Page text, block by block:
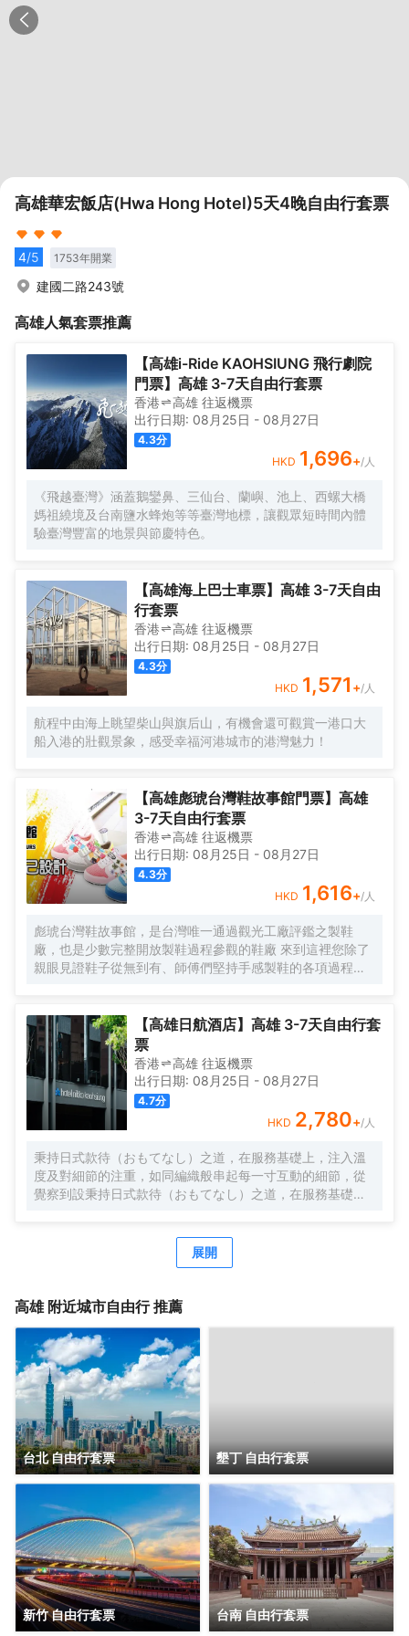
高雄華宏飯店(Hwa Hong Hotel)5天4晚自由行套票
4/5 1753年開業
建國二路243號
高雄人氣套票推薦
【高雄i-Ride KAOHSIUNG 飛行劇院
門票】高雄 3-7天自由行套票
香港 高雄 往返機票
出行日期: 08月25日 - 08月27日
4.3分
HKD 1,696+/人
《飛越臺灣》涵蓋鵝鑾鼻、三仙台、蘭嶼、池上、西螺大橋
媽祖繞境及台南鹽水蜂炮等等臺灣地標，讓觀眾短時間內體
驗臺灣豐富的地景與節慶特色。
【高雄海上巴士車票】高雄 3-7天自由
行套票
香港 高雄 往返機票
出行日期: 08月25日 - 08月27日
4.3分
HKD 1,571 +/人
航程中由海上眺望柴山與旗后山，有機會還可觀賞一港口大
船入港的壯觀景象，感受幸福河港城市的港灣魅力！
【高雄彪琥台灣鞋故事館門票】高雄
3-7天自由行套票
香港 高雄 往返機票
出行日期: 08月25日 - 08月27日
4.3分
HKD 1,616+/人
彪琥台灣鞋故事館，是台灣唯一通過觀光工廠評鑑之製鞋
廠，也是少數完整開放製鞋過程參觀的鞋廠 來到這裡您除了
親眼見證鞋子從無到有、師傅們堅持手感製鞋的各項過程
【高雄日航酒店】高雄 3-7天自由行套
票
香港 高雄 往返機票
出行日期: 08月25日 - 08月27日
4.7分
HKD 2,780+/人
秉持日式款待（おもてなし）之道，在服務基礎上，注入溫
度及對細節的注重，如同編織般串起每一寸互動的細節，從
覺察到設秉持日式款待（おもてなし）之道，在服務基礎
精神，為旅人編織「一期一會」的雋永回憶。身處地的換位
思考，傳遞細膩大和文化精神，為旅人編織「一期一會」的
展開
高雄附近城市自由行 推薦
台北 自由行套票 墾丁 自由行套票
新竹 自由行套票 台南 自由行套票